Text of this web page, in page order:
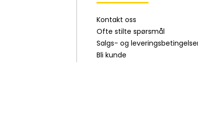
Kontakt oss
Ofte stilte spørsmål
Salgs- og
Bli kunde